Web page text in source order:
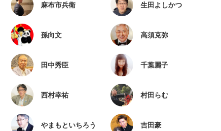
麻布市兵衛 生田よしかつ
孫向文 高須克弥
田中秀臣 千葉麗子
西村幸祐 村田らむ
やまもといちろう 吉田豪